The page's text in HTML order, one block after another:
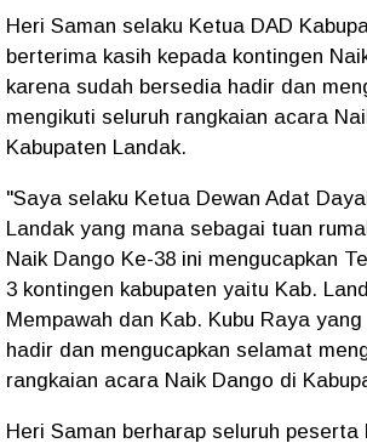
Heri Saman selaku Ketua DAD
berterima kasih kepada kontingen
karena sudah bersedia hadir dan
mengikuti seluruh rangkaian acara
Kabupaten Landak.
"Saya selaku Ketua Dewan Adat
Landak yang mana sebagai tuan
Naik Dango Ke-38 ini mengucapkan
3 kontingen kabupaten yaitu Kab.
Mempawah dan Kab. Kubu Raya
hadir dan mengucapkan selamat
rangkaian acara Naik Dango di
Heri Saman berharap seluruh